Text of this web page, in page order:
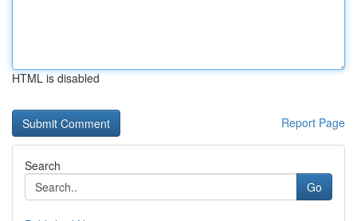
HTML is disabled
Report Page
Search
Go